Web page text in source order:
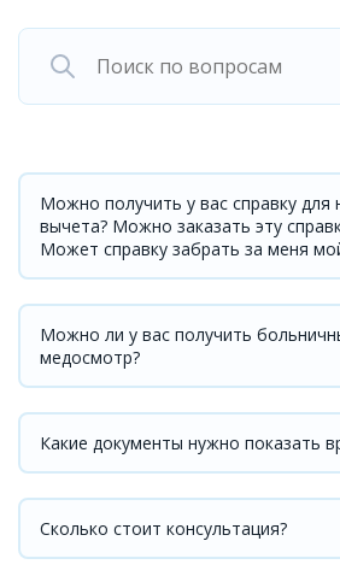
Можно получить у вас справку для
вычета? Можно заказать эту
Может справку забрать за меня
Можно ли у вас получить
медосмотр?
Какие документы нужно показать
Сколько стоит консультация?